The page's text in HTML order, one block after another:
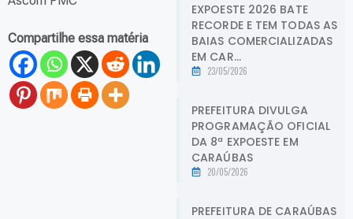
Compartilhe essa matéria
EXPOESTE 2026 BATE
RECORDE E TEM TODAS AS
BAIAS COMERCIALIZADAS
EM CAR...
23/05/2026
PREFEITURA DIVULGA
PROGRAMAÇÃO OFICIAL
DA 8ª EXPOESTE EM
CARAÚBAS
20/05/2026
PREFEITURA DE CARAÚBAS